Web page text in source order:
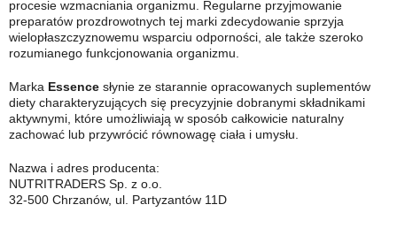
procesie wzmacniania organizmu. Regularne przyjmowanie
preparatów prozdrowotnych tej marki zdecydowanie sprzyja
wielopłaszczyznowemu wsparciu odporności, ale także szeroko
rozumianego funkcjonowania organizmu.
Marka Essence słynie ze starannie opracowanych suplementów
diety charakteryzujących się precyzyjnie dobranymi składnikami
aktywnymi, które umożliwiają w sposób całkowicie naturalny
zachować lub przywrócić równowagę ciała i umysłu.
Nazwa i adres producenta:
NUTRITRADERS Sp. z o.o.
32-500 Chrzanów, ul. Partyzantów 11D